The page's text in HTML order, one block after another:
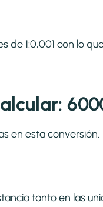
de 1:0,001 con lo
en esta conversión.
tanto en las